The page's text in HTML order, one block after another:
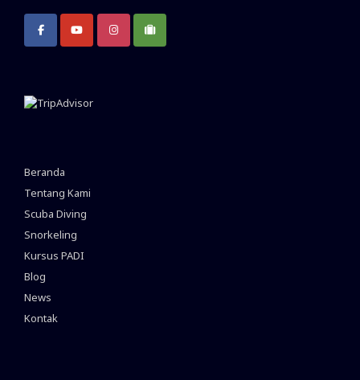
Beranda
Tentang Kami
Scuba Diving
Snorkeling
Kursus PADI
Blog
News
Kontak